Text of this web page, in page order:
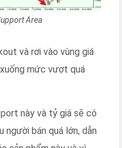
Area
và rơi vào vùng giá
mức vượt quá
này và tỷ giá sẽ có
người bán quá lớn, dẫn